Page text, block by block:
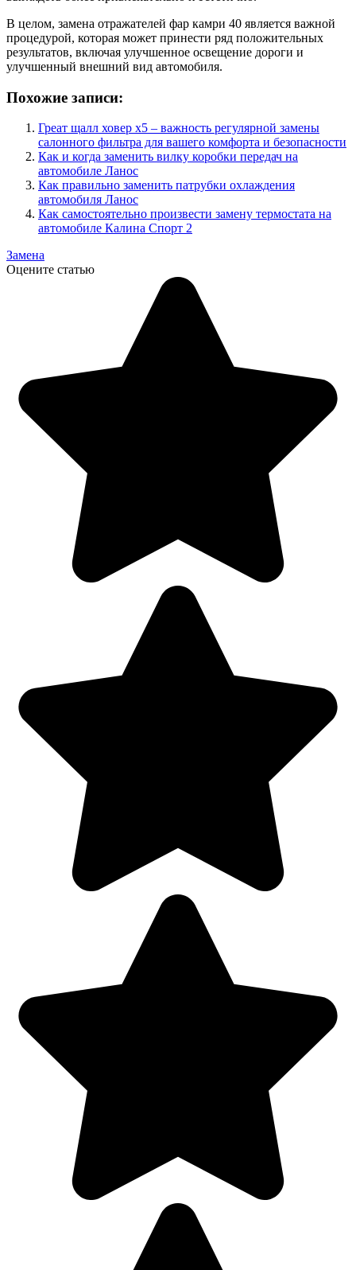
В целом, замена отражателей фар камри 40 является важной
процедурой, которая может принести ряд положительных
результатов, включая улучшенное освещение дороги и
улучшенный внешний вид автомобиля.
Похожие записи:
Греат щалл ховер х5 – важность регулярной замены
салонного фильтра для вашего комфорта и безопасности
Как и когда заменить вилку коробки передач на
автомобиле Ланос
Как правильно заменить патрубки охлаждения
автомобиля Ланос
Как самостоятельно произвести замену термостата на
автомобиле Калина Спорт 2
Замена
Оцените статью